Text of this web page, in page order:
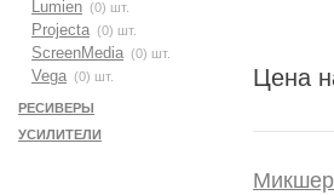
Lumien (0) шт.
Projecta (0) шт.
ScreenMedia (0) шт.
Vega (0) шт.
РЕСИВЕРЫ
УСИЛИТЕЛИ
Цена